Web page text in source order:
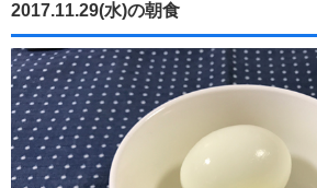
2017.11.29(水)の朝食